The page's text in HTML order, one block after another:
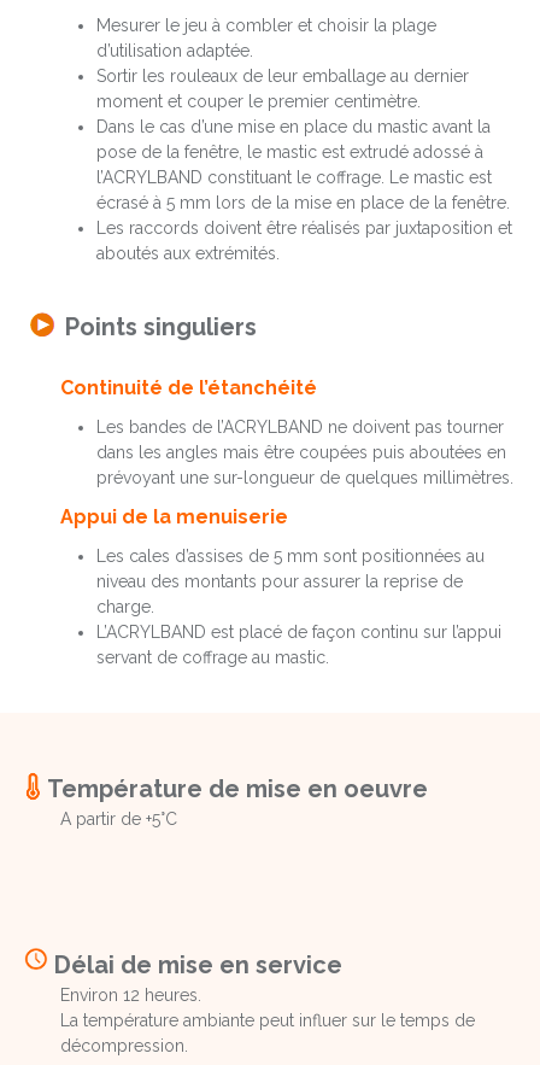
Mesurer le jeu à combler et choisir la plage
d’utilisation adaptée.
Sortir les rouleaux de leur emballage au dernier
moment et couper le premier centimètre.
Dans le cas d’une mise en place du mastic avant la
pose de la fenêtre, le mastic est extrudé adossé à
l’ACRYLBAND constituant le coffrage. Le mastic est
écrasé à 5 mm lors de la mise en place de la fenêtre.
Les raccords doivent être réalisés par juxtaposition et
aboutés aux extrémités.
Points singuliers
Continuité de l’étanchéité
Les bandes de l’ACRYLBAND ne doivent pas tourner
dans les angles mais être coupées puis aboutées en
prévoyant une sur-longueur de quelques millimètres.
Appui de la menuiserie
Les cales d’assises de 5 mm sont positionnées au
niveau des montants pour assurer la reprise de
charge.
L’ACRYLBAND est placé de façon continu sur l’appui
servant de coffrage au mastic.
Température de mise en oeuvre
A partir de +5°C
Délai de mise en service
Environ 12 heures.
La température ambiante peut influer sur le temps de
décompression.